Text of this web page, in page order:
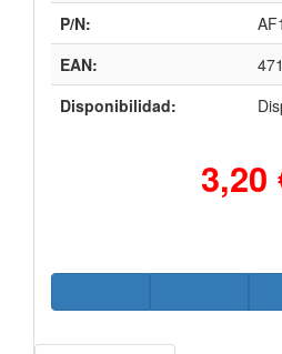
P/N:
EAN:
Disponibilidad:
3,20